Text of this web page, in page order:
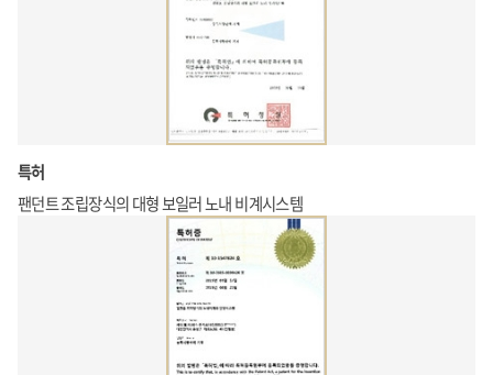
상하부 지지방식 플랫폼에 와이어
로프형 비계 시스템 설치
하부 비계용 플랫폼에 작업용 발판을
설치하고, 인양하면서 와이어 로프형 비계
설치
특허
팬던트 조립장식의 대형 보일러 노내 비계시스템